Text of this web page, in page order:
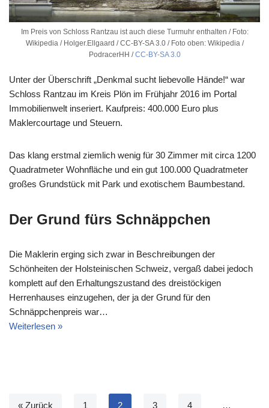
Im Preis von Schloss Rantzau ist auch diese Turmuhr enthalten / Foto:
Wikipedia / Holger.Ellgaard / CC-BY-SA 3.0 / Foto oben: Wikipedia /
PodracerHH /CC-BY-SA 3.0
Unter der Überschrift „Denkmal sucht liebevolle Hände!“ war
Schloss Rantzau im Kreis Plön im Frühjahr 2016 im Portal
Immobilienwelt inseriert. Kaufpreis: 400.000 Euro plus
Maklercourtage und Steuern.
Das klang erstmal ziemlich wenig für 30 Zimmer mit circa 1200
Quadratmeter Wohnfläche und ein gut 100.000 Quadratmeter
großes Grundstück mit Park und exotischem Baumbestand.
Der Grund fürs Schnäppchen
Die Maklerin erging sich zwar in Beschreibungen der
Schönheiten der Holsteinischen Schweiz, vergaß dabei jedoch
komplett auf den Erhaltungszustand des dreistöckigen
Herrenhauses einzugehen, der ja der Grund für den
Schnäppchenpreis war…
Weiterlesen »
« Zurück 1 2 3 4 …